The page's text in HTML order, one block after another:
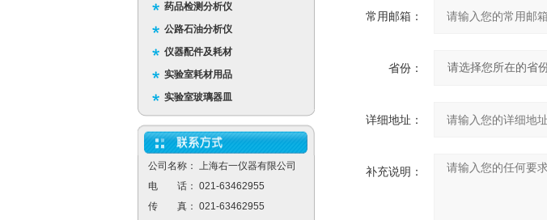
药品检测分析仪
公路石油分析仪
仪器配件及耗材
实验室耗材用品
实验室玻璃器皿
公司名称： 上海右一仪器有限公司
电 话： 021-63462955
传 真： 021-63462955
常用邮箱：
省份：
详细地址：
补充说明：